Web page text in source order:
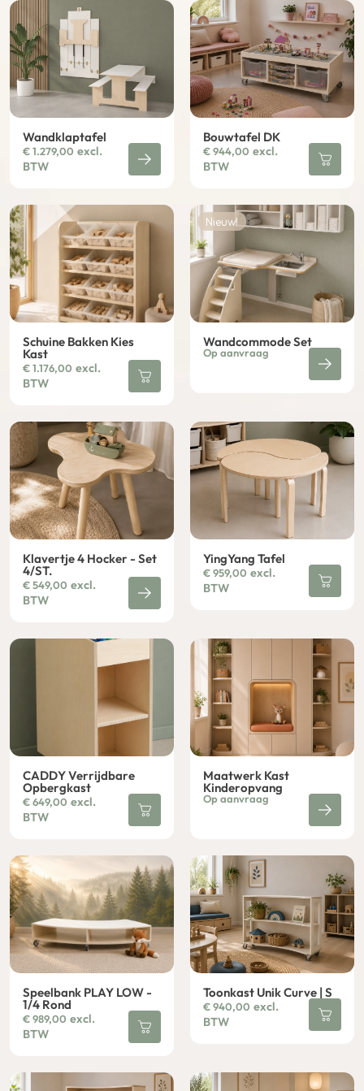
Wandklaptafel
€1.279,00 excl.
BTW
Bouwtafel DK
€944,00 excl.
BTW
Schuine Bakken Kies
Kast
€1.176,00 excl.
BTW
Nieuw!
Wandcommode Set
Op aanvraag
Klavertje 4 Hocker - Set
4/ST.
€549,00 excl.
BTW
YingYang Tafel
€959,00 excl.
BTW
CADDY Verrijdbare
Opbergkast
€649,00 excl.
BTW
Maatwerk Kast
Kinderopvang
Op aanvraag
Speelbank PLAY LOW -
1/4 Rond
€989,00 excl.
BTW
Toonkast Unik Curve | S
€940,00 excl.
BTW